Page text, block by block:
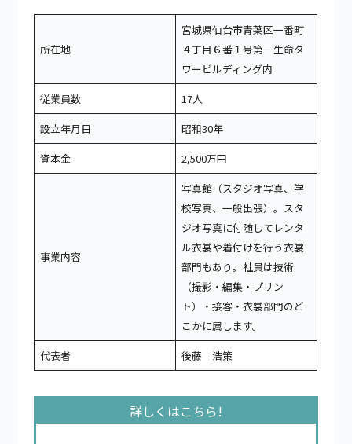
所在地
宮城県仙台市青葉区一番町
４丁目６番１号第一生命タ
ワービルディング内
従業員数
17人
設立年月日
昭和30年
資本金
2,500万円
事業内容
写真館（スタジオ写真、学
校写真、一般出張）。スタ
ジオ写真に付随してレンタ
ル衣裳や着付けを行う衣裳
部門もあり。社員は技術
（撮影・編集・プリン
ト）・接客・衣裳部門のど
こかに属します。
代表者
後藤 浩策